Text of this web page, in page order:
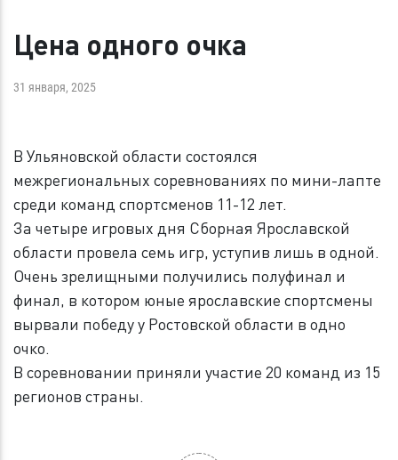
Цена одного очка
31 января, 2025
В Ульяновской области состоялся
межрегиональных соревнованиях по мини-лапте
среди команд спортсменов 11-12 лет.
За четыре игровых дня Сборная Ярославской
области провела семь игр, уступив лишь в одной.
Очень зрелищными получились полуфинал и
финал, в котором юные ярославские спортсмены
вырвали победу у Ростовской области в одно
очко.
В соревновании приняли участие 20 команд из 15
регионов страны.